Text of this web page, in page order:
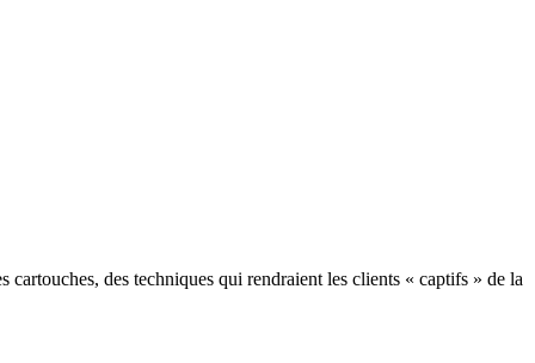
des techniques qui rendraient les clients « captifs » de la